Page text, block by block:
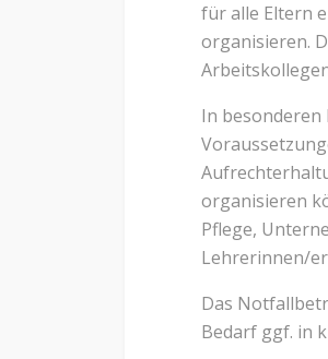
für alle Eltern
organisieren.
In
organisieren
Pflege,
Lehrerinnen/
Das
Bedarf ggf. in